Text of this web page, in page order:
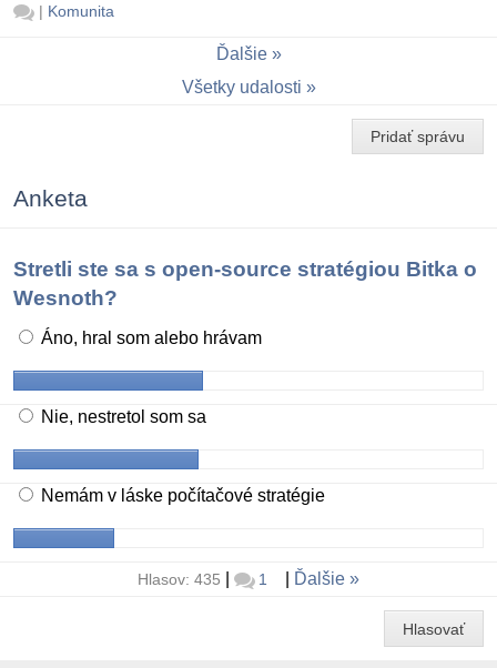
| Komunita
Ďalšie
Všetky udalosti
Pridať správu
Anketa
Stretli ste sa s open-source stratégiou Bitka o
Wesnoth?
Áno, hral som alebo hrávam
Nie, nestretol som sa
Nemám v láske počítačové stratégie
Hlasov: 435 1 Ďalšie
Hlasovať